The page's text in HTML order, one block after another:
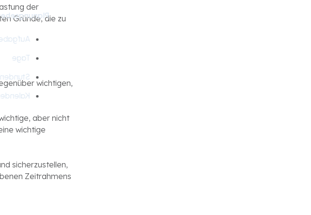
Tage
Stunden
der
Gründe, die zu
wichtigen,
aber nicht
wichtige
sicherzustellen,
Zeitrahmens